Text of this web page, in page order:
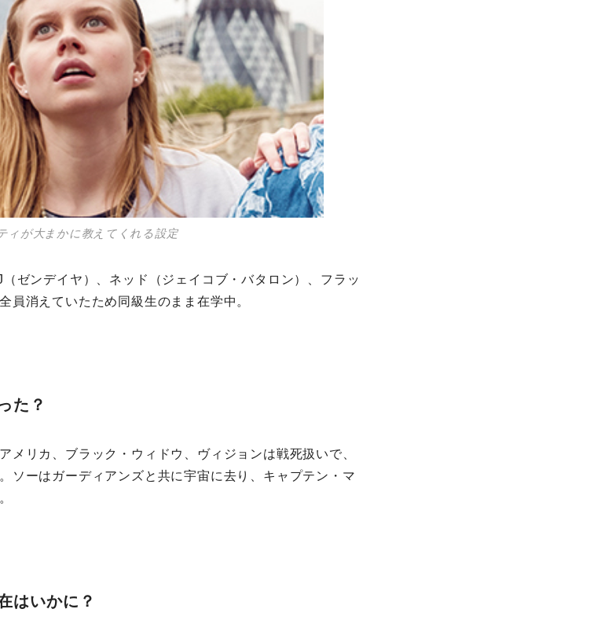
ィが大まかに教えてくれる設定
ゼンデイヤ）、ネッド（ジェイコブ・バタロン）、フラッ
員消えていたため同級生のまま在学中。
た？
メリカ、ブラック・ウィドウ、ヴィジョンは戦死扱いで、
ソーはガーディアンズと共に宇宙に去り、キャプテン・マ
はいかに？